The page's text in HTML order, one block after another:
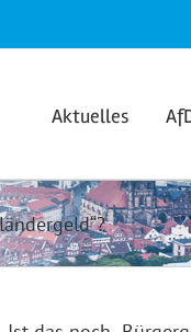
Aktuelles